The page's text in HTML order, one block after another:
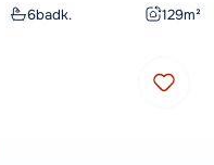
6badk. 129m²